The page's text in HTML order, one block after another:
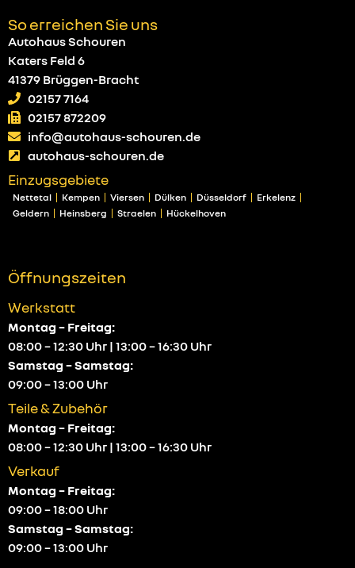
So erreichen Sie uns
Autohaus Schouren
Katers Feld 6
41379 Brüggen-Bracht
02157 7164
02157 872209
info@autohaus-schouren.de
autohaus-schouren.de
Einzugsgebiete
Nettetal Kempen Viersen Dülken Düsseldorf
Erkelenz
Geldern
Heinsberg Straelen Hückelhoven
Öffnungszeiten
Werkstatt
Montag – Freitag:
08:00 – 12:30 Uhr | 13:00 – 16:30 Uhr
Samstag – Samstag:
09:00 – 13:00 Uhr
Teile & Zubehör
Montag – Freitag:
08:00 – 12:30 Uhr | 13:00 – 16:30 Uhr
Verkauf
Montag – Freitag:
09:00 – 18:00 Uhr
Samstag – Samstag:
09:00 – 13:00 Uhr